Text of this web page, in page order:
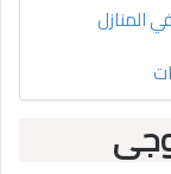
المنازل